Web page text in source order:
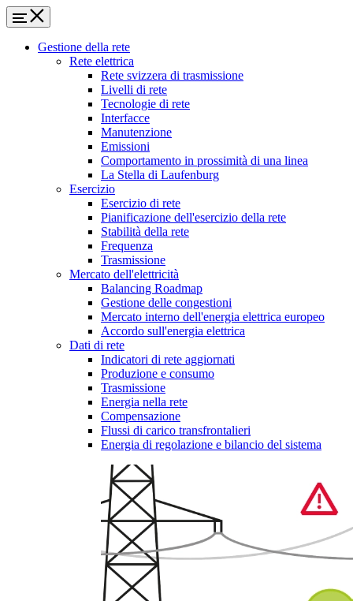
Gestione della rete
Rete elettrica
Rete svizzera di trasmissione
Livelli di rete
Tecnologie di rete
Interfacce
Manutenzione
Emissioni
Comportamento in prossimità di una linea
La Stella di Laufenburg
Esercizio
Esercizio di rete
Pianificazione dell'esercizio della rete
Stabilità della rete
Frequenza
Trasmissione
Mercato dell'elettricità
Balancing Roadmap
Gestione delle congestioni
Mercato interno dell'energia elettrica europeo
Accordo sull'energia elettrica
Dati di rete
Indicatori di rete aggiornati
Produzione e consumo
Trasmissione
Energia nella rete
Compensazione
Flussi di carico transfrontalieri
Energia di regolazione e bilancio del sistema